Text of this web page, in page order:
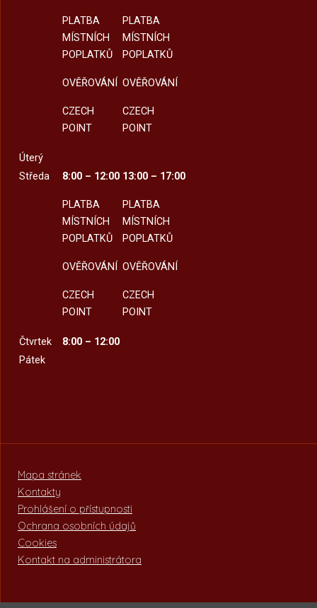
PLATBA
MÍSTNÍCH
POPLATKŮ
OVĚŘOVÁNÍ
CZECH
POINT
PLATBA
MÍSTNÍCH
POPLATKŮ
OVĚŘOVÁNÍ
CZECH
POINT
Úterý
Středa
8:00 – 12:00
PLATBA
MÍSTNÍCH
POPLATKŮ
OVĚŘOVÁNÍ
CZECH
POINT
13:00 – 17:00
PLATBA
MÍSTNÍCH
POPLATKŮ
OVĚŘOVÁNÍ
CZECH
POINT
Čtvrtek
8:00 – 12:00
Pátek
Mapa stránek
Kontakty
Prohlášení o přístupnosti
Ochrana osobních údajů
Cookies
Kontakt na administrátora